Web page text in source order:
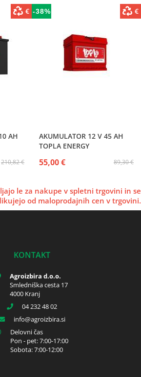
€
AH
210,82 €
-38% €
AKUMULATOR 12 V 45 AH
TOPLA ENERGY
89,30 €
55,00 €
le za nakupe v spletni trgovini in se
od maloprodajnih cen v trgovini.
KONTAKT
Agroizbira d.o.o.
Smledniška cesta 17
4000 Kranj
04 232 48 02
info
agroizbira.si
Delovni čas
Pon - pet: 7:00-17:00
Sobota: 7:00-12:00